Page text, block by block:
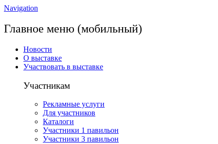
Navigation
Главное меню (мобильный)
Новости
О выставке
Участвовать в выставке
Участникам
Рекламные услуги
Для участников
Каталоги
Участники 1 павильон
Участники 3 павильон